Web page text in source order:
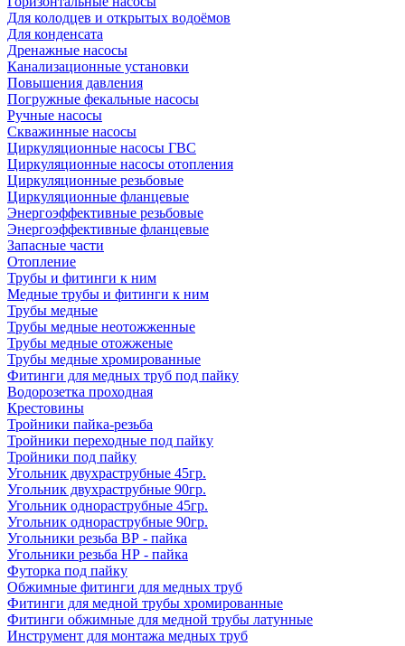
Для колодцев и открытых водоёмов
Для конденсата
Дренажные насосы
Канализационные установки
Повышения давления
Погружные фекальные насосы
Ручные насосы
Скважинные насосы
Циркуляционные насосы ГВС
Циркуляционные насосы отопления
Циркуляционные резьбовые
Циркуляционные фланцевые
Энергоэффективные резьбовые
Энергоэффективные фланцевые
Запасные части
Отопление
Трубы и фитинги к ним
Медные трубы и фитинги к ним
Трубы медные
Трубы медные неотожженные
Трубы медные отожженые
Трубы медные хромированные
Фитинги для медных труб под пайку
Водорозетка проходная
Крестовины
Тройники пайка-резьба
Тройники переходные под пайку
Тройники под пайку
Угольник двухраструбные 45гр.
Угольник двухраструбные 90гр.
Угольник однораструбные 45гр.
Угольник однораструбные 90гр.
Угольники резьба ВР - пайка
Угольники резьба НР - пайка
Футорка под пайку
Обжимные фитинги для медных труб
Фитинги для медной трубы хромированные
Фитинги обжимные для медной трубы латунные
Инструмент для монтажа медных труб